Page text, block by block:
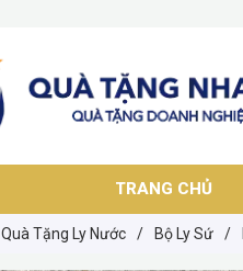
TRANG CHỦ
Quà Tặng Ly Nước / Bộ Ly Sứ /